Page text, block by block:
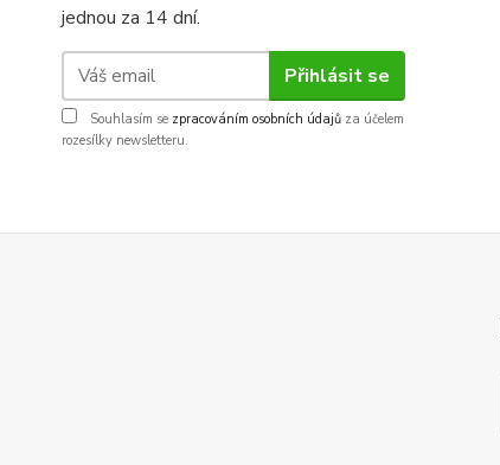
jednou za 14 dní.
Přihlásit se
Souhlasím se zpracováním osobních údajů za účelem
rozesílky newsletteru.